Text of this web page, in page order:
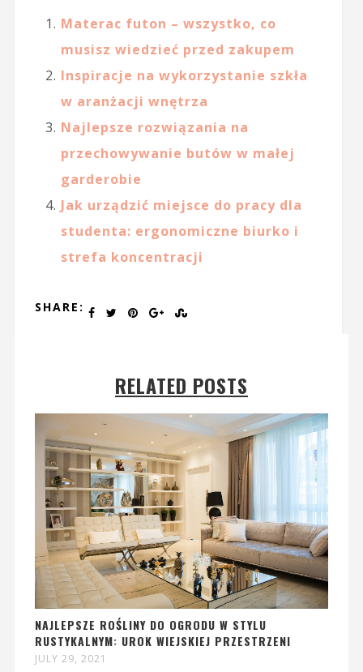
Materac futon – wszystko, co
musisz wiedzieć przed zakupem
Inspiracje na wykorzystanie szkła
w aranżacji wnętrza
Najlepsze rozwiązania na
przechowywanie butów w małej
garderobie
Jak urządzić miejsce do pracy dla
studenta: ergonomiczne biurko i
strefa koncentracji
SHARE:
RELATED POSTS
NAJLEPSZE ROŚLINY DO OGRODU W STYLU
RUSTYKALNYM: UROK WIEJSKIEJ PRZESTRZENI
JULY 29, 2021